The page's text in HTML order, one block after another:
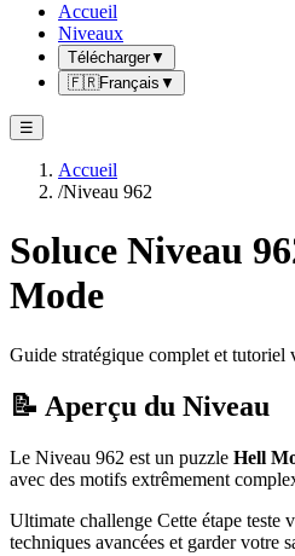
Accueil
Niveaux
Télécharger▼
🇫🇷Français ▼
☰
Accueil
/Niveau 962
Soluce Niveau
Mode
Guide stratégique complet et tutoriel
📝 Aperçu du Niveau
Le Niveau 962 est un puzzle Hell
avec des motifs extrêmement
Ultimate challenge Cette étape teste
techniques avancées et garder votre